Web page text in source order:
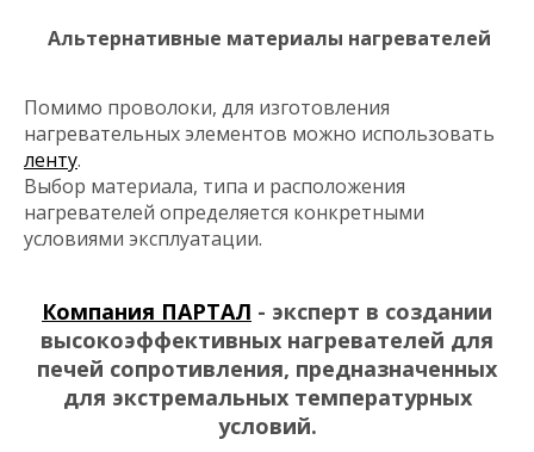
Альтернативные материалы нагревателей
Помимо проволоки, для изготовления
нагревательных элементов можно использовать
ленту.
Выбор материала, типа и расположения
нагревателей определяется конкретными
условиями эксплуатации.
Компания ПАРТАЛ - эксперт в создании
высокоэффективных нагревателей для
печей сопротивления, предназначенных
для экстремальных температурных
условий.